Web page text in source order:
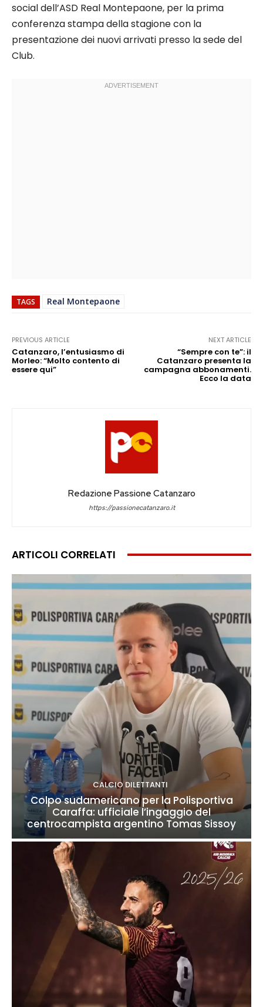
social dell’ASD Real Montepaone, per la prima
conferenza stampa della stagione con la
presentazione dei nuovi arrivati presso la sede del
Club.
TAGS Real Montepaone
PREVIOUS ARTICLE
Catanzaro, l’entusiasmo di
Morleo: “Molto contento di
essere qui”
NEXT ARTICLE
“Sempre con te”: il
Catanzaro presenta la
campagna abbonamenti.
Ecco la data
Redazione Passione Catanzaro
https://passionecatanzaro.it
ARTICOLI CORRELATI
CALCIO DILETTANTI
Colpo sudamericano per la Polisportiva
Caraffa: ufficiale l’ingaggio del
centrocampista argentino Tomas Sissoy